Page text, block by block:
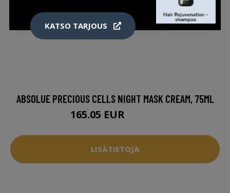
ABSOLUE PRECIOUS CELLS NIGHT MASK CREAM, 75ML
165.05 EUR
LISÄTIETOJA
KATSO TARJOUS